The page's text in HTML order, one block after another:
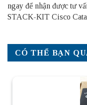
ngay để nhận được tư
STACK-KIT Cisco
CÓ THỂ BẠN